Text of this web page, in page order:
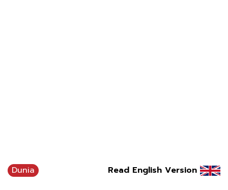
Dunia Read English Version